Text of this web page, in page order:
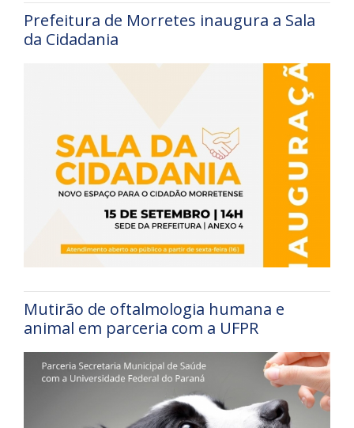
Prefeitura de Morretes inaugura a Sala
da Cidadania
Mutirão de oftalmologia humana e
animal em parceria com a UFPR